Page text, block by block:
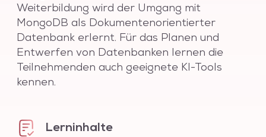
Weiterbildung wird der Umgang mit
MongoDB als Dokumentenorientierter
Datenbank erlernt. Für das Planen und
Entwerfen von Datenbanken lernen die
Teilnehmenden auch geeignete KI-Tools
kennen.
Lerninhalte